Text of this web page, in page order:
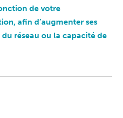
de votre
afin d’augmenter ses
réseau ou la capacité de